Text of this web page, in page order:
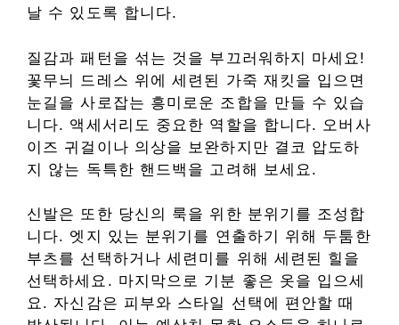
날 수 있도록 합니다.
질감과 패턴을 섞는 것을 부끄러워하지 마세요!
꽃무늬 드레스 위에 세련된 가죽 재킷을 입으면
눈길을 사로잡는 흥미로운 조합을 만들 수 있습
니다. 액세서리도 중요한 역할을 합니다. 오버사
이즈 귀걸이나 의상을 보완하지만 결코 압도하
지 않는 독특한 핸드백을 고려해 보세요.
신발은 또한 당신의 룩을 위한 분위기를 조성합
니다. 엣지 있는 분위기를 연출하기 위해 두툼한
부츠를 선택하거나 세련미를 위해 세련된 힐을
선택하세요. 마지막으로 기분 좋은 옷을 입으세
요. 자신감은 피부와 스타일 선택에 편안할 때